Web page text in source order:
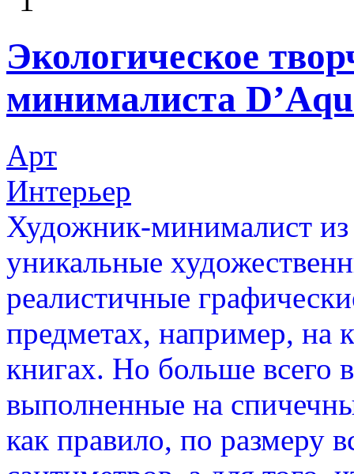
Экологическое
минималиста
Арт
Интерьер
Художник-минималист
уникальные
реалистичные
предметах, например, на
книгах. Но больше всего
выполненные на
как правило, по размеру